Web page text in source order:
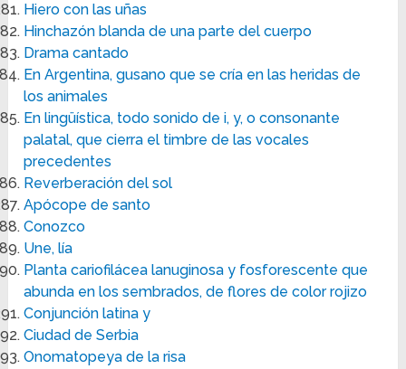
Hiero con las uñas
Hinchazón blanda de una parte del cuerpo
Drama cantado
En Argentina, gusano que se cría en las heridas de
los animales
En lingüística, todo sonido de i, y, o consonante
palatal, que cierra el timbre de las vocales
precedentes
Reverberación del sol
Apócope de santo
Conozco
Une, lía
Planta cariofilácea lanuginosa y fosforescente que
abunda en los sembrados, de flores de color rojizo
Conjunción latina y
Ciudad de Serbia
Onomatopeya de la risa